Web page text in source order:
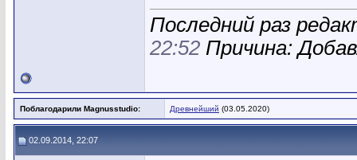
Последний раз
22:52 Причина:
Поблагодарили Magnusstudio: Древнейший (03.05.2020)
02.09.2014, 22:07